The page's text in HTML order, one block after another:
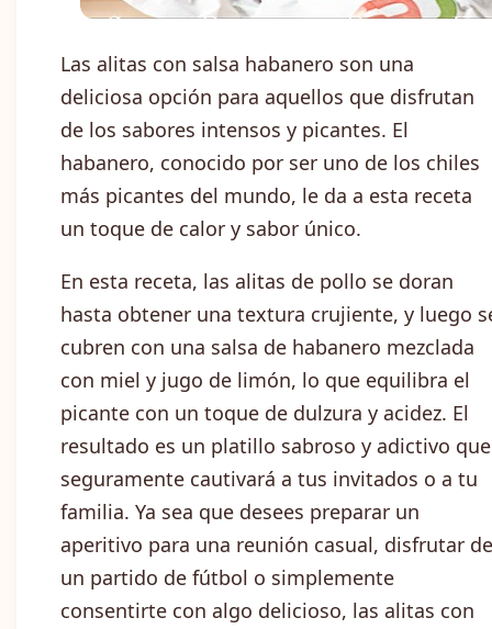
Las alitas con salsa habanero son una
deliciosa opción para aquellos que disfrutan
de los sabores intensos y picantes. El
habanero, conocido por ser uno de los chiles
más picantes del mundo, le da a esta receta
un toque de calor y sabor único.
En esta receta, las alitas de pollo se doran
hasta obtener una textura crujiente, y luego
cubren con una salsa de habanero mezclada
con miel y jugo de limón, lo que equilibra el
picante con un toque de dulzura y acidez. El
resultado es un platillo sabroso y adictivo que
seguramente cautivará a tus invitados o a tu
familia. Ya sea que desees preparar un
aperitivo para una reunión casual, disfrutar de
un partido de fútbol o simplemente
consentirte con algo delicioso, las alitas con